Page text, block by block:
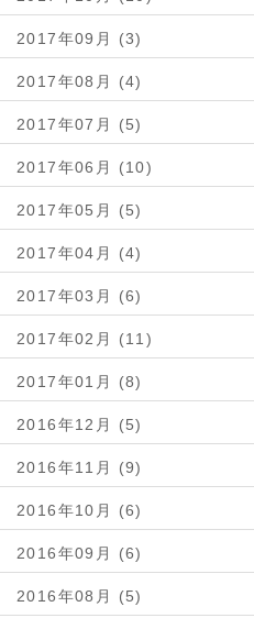
2017年09月 (3)
2017年08月 (4)
2017年07月 (5)
2017年06月 (10)
2017年05月 (5)
2017年04月 (4)
2017年03月 (6)
2017年02月 (11)
2017年01月 (8)
2016年12月 (5)
2016年11月 (9)
2016年10月 (6)
2016年09月 (6)
2016年08月 (5)